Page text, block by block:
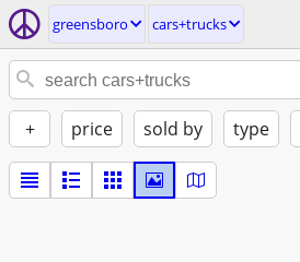
greensboro cars+trucks
+ price sold by type